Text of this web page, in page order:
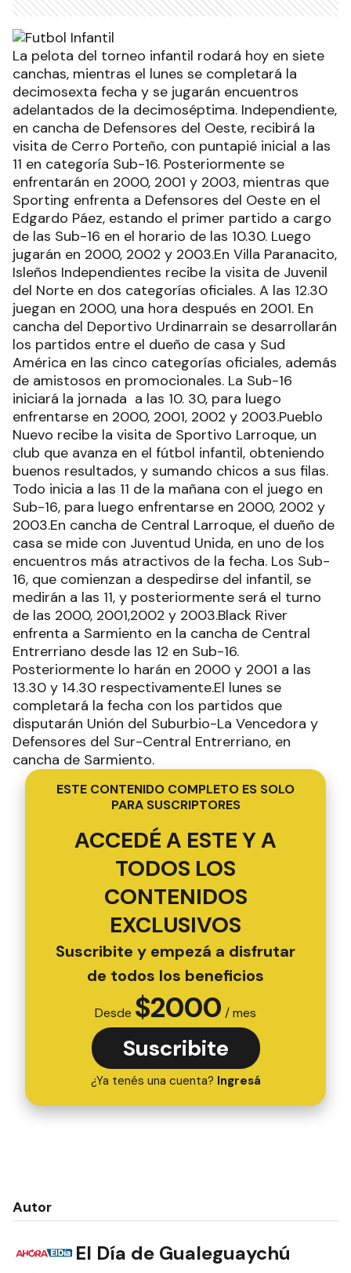
La pelota del torneo infantil rodará hoy en siete
canchas, mientras el lunes se completará la
decimosexta fecha y se jugarán encuentros
adelantados de la decimoséptima. Independiente,
en cancha de Defensores del Oeste, recibirá la
visita de Cerro Porteño, con puntapié inicial a las
11 en categoría Sub-16. Posteriormente se
enfrentarán en 2000, 2001 y 2003, mientras que
Sporting enfrenta a Defensores del Oeste en el
Edgardo Páez, estando el primer partido a cargo
de las Sub-16 en el horario de las 10.30. Luego
jugarán en 2000, 2002 y 2003.En Villa Paranacito,
Isleños Independientes recibe la visita de Juvenil
del Norte en dos categorías oficiales. A las 12.30
juegan en 2000, una hora después en 2001. En
cancha del Deportivo Urdinarrain se desarrollarán
los partidos entre el dueño de casa y Sud
América en las cinco categorías oficiales, además
de amistosos en promocionales. La Sub-16
iniciará la jornada a las 10. 30, para luego
enfrentarse en 2000, 2001, 2002 y 2003.Pueblo
Nuevo recibe la visita de Sportivo Larroque, un
club que avanza en el fútbol infantil, obteniendo
buenos resultados, y sumando chicos a sus filas.
Todo inicia a las 11 de la mañana con el juego en
Sub-16, para luego enfrentarse en 2000, 2002 y
2003.En cancha de Central Larroque, el dueño de
casa se mide con Juventud Unida, en uno de los
encuentros más atractivos de la fecha. Los Sub-
16, que comienzan a despedirse del infantil, se
medirán a las 11, y posteriormente será el turno
de las 2000, 2001,2002 y 2003.Black River
enfrenta a Sarmiento en la cancha de Central
Entrerriano desde las 12 en Sub-16.
Posteriormente lo harán en 2000 y 2001 a las
13.30 y 14.30 respectivamente.El lunes se
completará la fecha con los partidos que
disputarán Unión del Suburbio-La Vencedora y
Defensores del Sur-Central Entrerriano, en
cancha de Sarmiento.
ESTE CONTENIDO COMPLETO ES SOLO
PARA SUSCRIPTORES
ACCEDÉ A ESTE Y A
TODOS LOS
CONTENIDOS
EXCLUSIVOS
Suscribite y empezá a disfrutar
de todos los beneficios
Desde $2000 / mes
Suscribite
¿Ya tenés una cuenta? Ingresá
Autor
El Día de Gualeguaychú